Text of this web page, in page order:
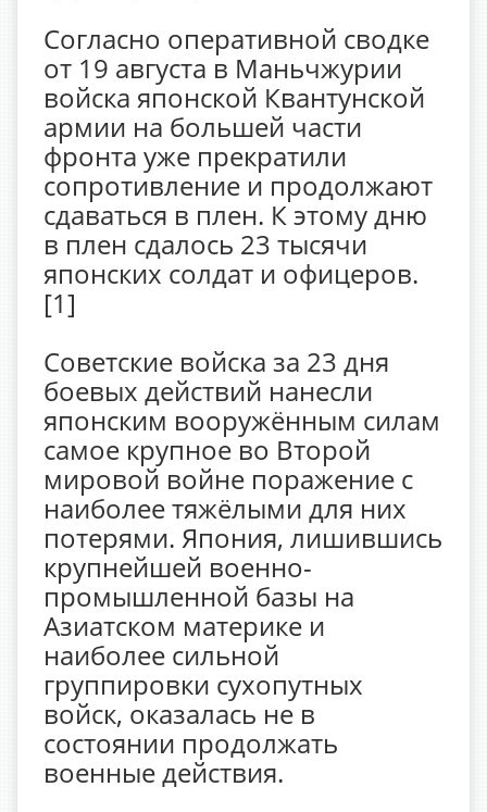
Согласно оперативной сводке
от 19 августа в Маньчжурии
войска японской Квантунской
армии на большей части
фронта уже прекратили
сопротивление и продолжают
сдаваться в плен. К этому дню
в плен сдалось 23 тысячи
японских солдат и офицеров.
[1]
Советские войска за 23 дня
боевых действий нанесли
японским вооружённым силам
самое крупное во Второй
мировой войне поражение с
наиболее тяжёлыми для них
потерями. Япония, лишившись
крупнейшей военно-
промышленной базы на
Азиатском материке и
наиболее сильной
группировки сухопутных
войск, оказалась не в
состоянии продолжать
военные действия.